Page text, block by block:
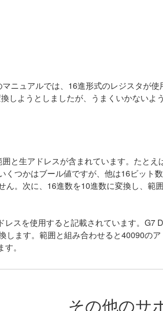
ニュアルでは、16進形式のレジスタが
しようとしましたが、うまくいかないよう
と生アドレスが含まれています。たと
つかはブール値ですが、他は16ビット
。次に、16進数を10進数に変換し、範
スを使用すると記載されています。G7
します。範囲と組み合わせると40090の
。
その他のサ